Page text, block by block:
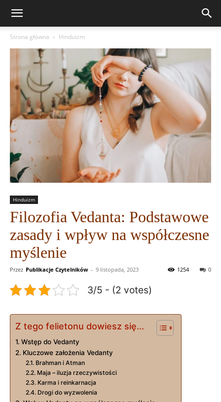
Strona główna Hinduizm
Hinduizm
Filozofia Vedanta: Podstawowe
zasady i wpływ na współczesne
myślenie
Przez Publikacje Czytelników - 9 listopada, 2023 0
1254
3/5 - (2 votes)
Z tego felietonu dowiesz się...
Wstęp do Vedanty
Kluczowe założenia Vedanty
Brahman i Atman
Maja – iluzja rzeczywistości
Karma i reinkarnacja
Drogi do wyzwolenia